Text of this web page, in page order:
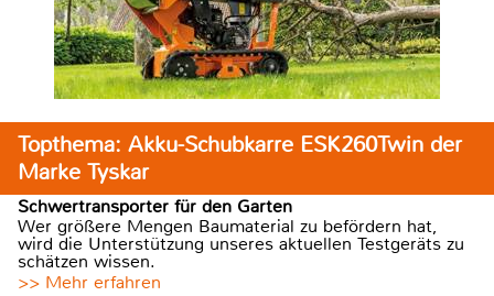
Topthema: Akku-Schubkarre ESK260Twin der
Marke Tyskar
Schwertransporter für den Garten
Wer größere Mengen Baumaterial zu befördern hat,
wird die Unterstützung unseres aktuellen Testgeräts zu
schätzen wissen.
>> Mehr erfahren